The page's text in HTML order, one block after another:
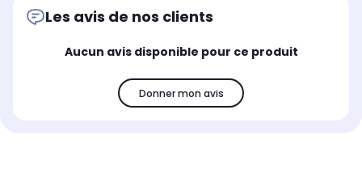
Les avis de nos clients
Aucun avis disponible pour ce produit
Donner mon avis